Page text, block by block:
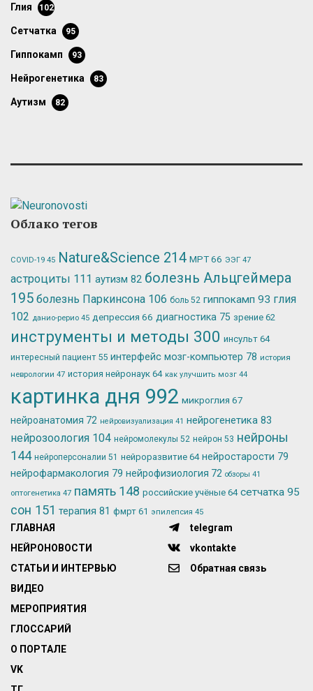
глия 102
сетчатка 95
гиппокамп 93
нейрогенетика 83
аутизм 82
Облако тегов
COVID-19 45 Nature&Science 214 МРТ66 ЭЭГ 47
астроциты 111 аутизм 82 болезнь Альцгеймера
195 болезнь Паркинсона 106 боль 52 гиппокамп 93 глия
102 данио-рерио 45 депрессия 66 диагностика 75 зрение 62
инструменты и методы 300 инсульт 64
интересный пациент 55 интерфейс мозг-компьютер 78 история
неврологии 47 история нейронаук 64 как улучшить мозг 44
картинка дня 992 микроглия 67
нейроанатомия 72 нейровизуализация 41 нейрогенетика 83
нейрозоология 104 нейромолекулы 52 нейрон 53 нейроны
144 нейроперсоналии 51 нейроразвитие 64 нейростарости 79
нейрофармакология 79 нейрофизиология 72 обзоры 41
оптогенетика 47 память 148 российские учёные 64 сетчатка 95
сон 151 терапия 81 фмрт 61 эпилепсия 45
ГЛАВНАЯ
НЕЙРОНОВОСТИ
СТАТЬИ И ИНТЕРВЬЮ
ВИДЕО
МЕРОПРИЯТИЯ
ГЛОССАРИЙ
О ПОРТАЛЕ
VK
telegram
vkontakte
Обратная связь